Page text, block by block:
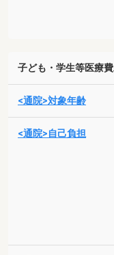
子ども・学生等医療
<通院>対象年齢
<通院>自己負担